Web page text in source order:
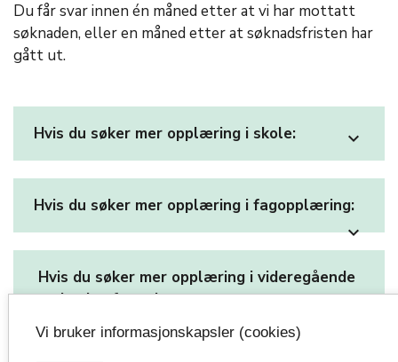
Du får svar innen én måned etter at vi har mottatt
søknaden, eller en måned etter at søknadsfristen har
gått ut.
Hvis du søker mer opplæring i skole: expand_more
Hvis du søker mer opplæring i fagopplæring:
expand_more
Hvis du søker mer opplæring i videregående
opplæring for voksne:
Vi bruker informasjonskapsler (cookies)